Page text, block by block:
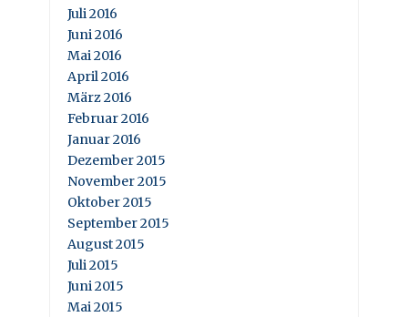
Juli 2016
Juni 2016
Mai 2016
April 2016
März 2016
Februar 2016
Januar 2016
Dezember 2015
November 2015
Oktober 2015
September 2015
August 2015
Juli 2015
Juni 2015
Mai 2015